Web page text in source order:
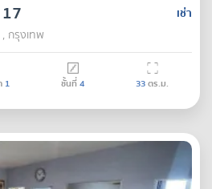
เช่า
กรุงเทพ
1 ชั้นที่4 33ตร.ม.